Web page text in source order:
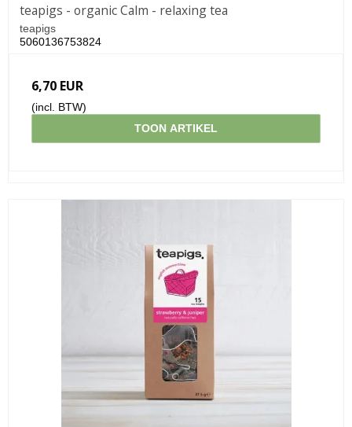
teapigs - organic Calm - relaxing tea
teapigs
5060136753824
6,70 EUR
(incl. BTW)
TOON ARTIKEL